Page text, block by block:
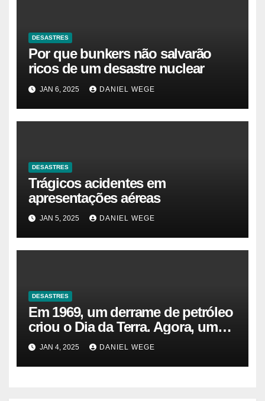
DESASTRES
Por que bunkers não salvarão
ricos de um desastre nuclear
JAN 6, 2025 DANIEL WEGE
DESASTRES
Trágicos acidentes em
apresentações aéreas
JAN 5, 2025 DANIEL WEGE
DESASTRES
Em 1969, um derrame de petróleo
criou o Dia da Terra. Agora, um
gasoduto pode reabrir |
JAN 4, 2025 DANIEL WEGE